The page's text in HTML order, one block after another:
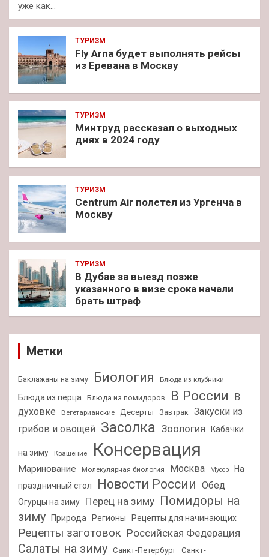
уже как…
ТУРИЗМ
Fly Arna будет выполнять рейсы
из Еревана в Москву
ТУРИЗМ
Минтруд рассказал о выходных
днях в 2024 году
ТУРИЗМ
Centrum Air полетел из Ургенча в
Москву
ТУРИЗМ
В Дубае за выезд позже
указанного в визе срока начали
брать штраф
Метки
Баклажаны на зиму Биология Блюда из клубники
Блюда из перца Блюда из помидоров В России
В
духовке
Вегетарианские Десерты Завтрак Закуски из
грибов и овощей Засолка Зоология Кабачки
на зиму Квашение Консервация
Маринование Молекулярная биология Москва Мусор
На
праздничный стол
Новости России Обед
Огурцы на зиму Перец на зиму Помидоры на
зиму
Природа Регионы Рецепты для начинающих
Рецепты заготовок Российская Федерация
Салаты на зиму Санкт-Петербург Санкт-